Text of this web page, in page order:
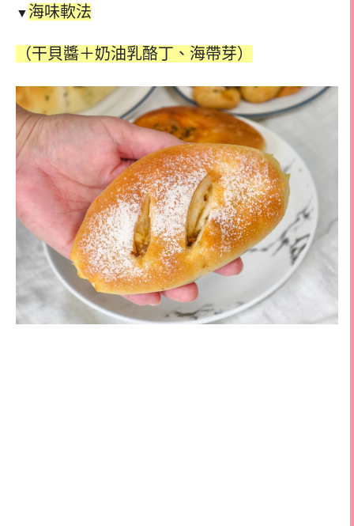
▼ 海味軟法
（干貝醬＋奶油乳酪丁、海帶芽）